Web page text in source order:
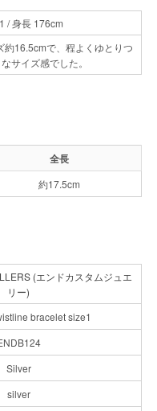
/ 身長 176cm
約16.5cmで、程よくゆとりつ
サイズ感でした。
全長
約17.5cm
(エンドカスタムジュエ
リー)
bracelet size1
Silver
silver